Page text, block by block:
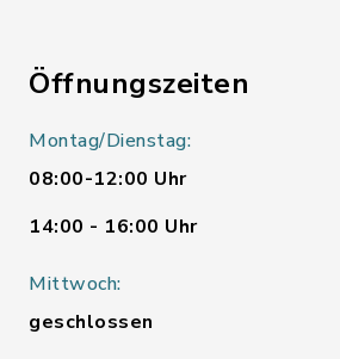
Öffnungszeiten
Montag/Dienstag:
08:00-12:00 Uhr
14:00 - 16:00 Uhr
Mittwoch:
geschlossen